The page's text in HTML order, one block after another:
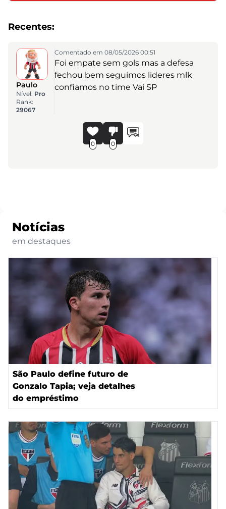
Recentes:
Paulo
Nível: Pro
Rank:
29067
Comentado em 08/05/2026 00:51
Foi empate sem gols mas a defesa
fechou bem seguimos lideres mlk
confiamos no time Vai SP
0 0
Notícias
em destaques
São Paulo define futuro de
Gonzalo Tapia; veja detalhes
do empréstimo